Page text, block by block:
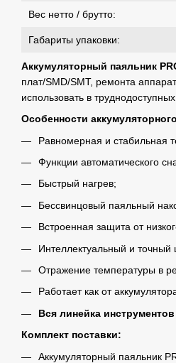
Вес нетто / брутто:
Габариты упаковки:
Аккумуляторный паяльник
плат/SMD/SMT, ремонта
использовать в
Особенности
Равномерная и стабильная
Функции автоматического
Быстрый нагрев;
Бессвинцовый паяльный
Встроенная защита от
Интеллектуальный и
Отражение температуры в
Работает как от
Вся линейка
Комплект поставки:
Аккумуляторный паяльник